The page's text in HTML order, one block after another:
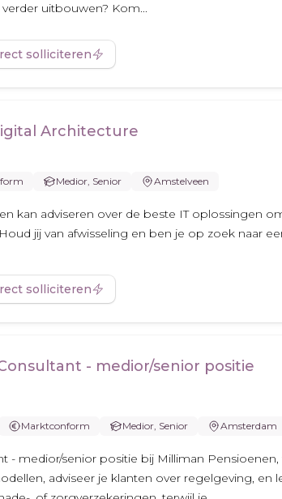
uitbouwen? Kom...
solliciteren
Architecture
Medior, Senior Amstelveen
kan adviseren over de beste IT oplossingen
jij van afwisseling en ben je op zoek naar
solliciteren
- medior/senior positie
Marktconform Medior, Senior Amsterdam
- medior/senior positie bij Milliman Pensioenen,
adviseer je klanten over regelgeving, en